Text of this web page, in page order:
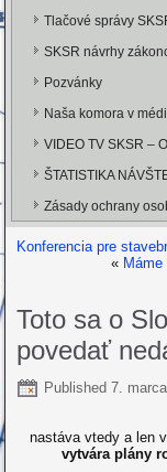
Tlačové správy
SKSR návrhy
Pozvánky
Naša komora v
VIDEO TV SKSR –
ŠTATISTIKA
Zásady ochrany
Konferencia pre
«
Toto sa o
povedať
Published 7.
nastáva vtedy a len
vytvára plány